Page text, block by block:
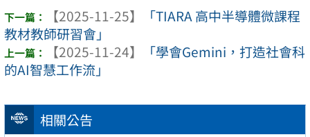
相關公告
【2025-11-25】
「TIARA 高中半導體微課程
教材教師研習會」
【2025-11-24】
「學會Gemini，打造社會科
的AI智慧工作流」